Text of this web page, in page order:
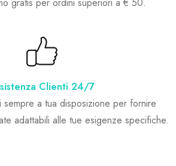
Clienti 24/7
sempre a tua disposizione per fornire
adattabili alle tue esigenze specifiche.